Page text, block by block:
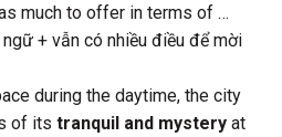
much to offer in terms of …
+ vẫn có nhiều điều để mời
during the daytime, the city
of its tranquil and mystery at